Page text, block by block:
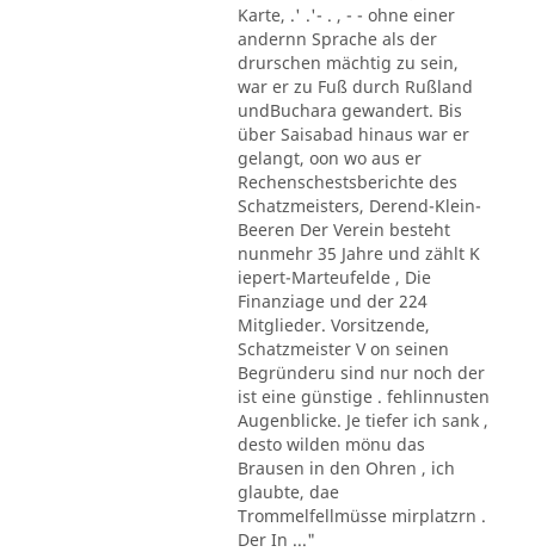
Karte, .' .'- . , - - ohne einer
andernn Sprache als der
drurschen mächtig zu sein,
war er zu Fuß durch Rußland
undBuchara gewandert. Bis
über Saisabad hinaus war er
gelangt, oon wo aus er
Rechenschestsberichte des
Schatzmeisters, Derend-Klein-
Beeren Der Verein besteht
nunmehr 35 Jahre und zählt K
iepert-Marteufelde , Die
Finanziage und der 224
Mitglieder. Vorsitzende,
Schatzmeister V on seinen
Begründeru sind nur noch der
ist eine günstige . fehlinnusten
Augenblicke. Je tiefer ich sank ,
desto wilden mönu das
Brausen in den Ohren , ich
glaubte, dae
Trommelfellmüsse mirplatzrn .
Der In ..."